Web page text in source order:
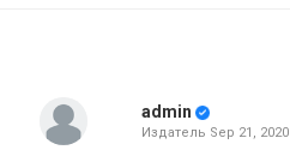
admin
Издатель Sep 21, 2020